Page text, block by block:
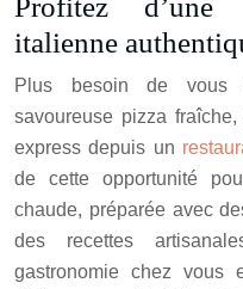
Profitez d’une
italienne
Plus besoin de vous
savoureuse pizza
express depuis un
de cette opportunité
chaude, préparée avec
des recettes
gastronomie chez vous